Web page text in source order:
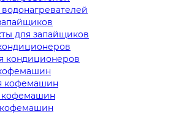
для запайщиков
кондиционеров
кофемашин